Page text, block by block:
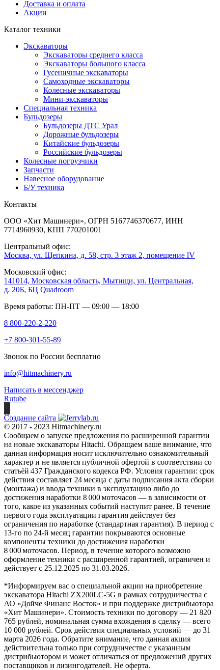
Доставка и оплата
Акции
Каталог техники
Экскаваторы
Экскаваторы среднего класса
Экскаваторы большого класса
Гусеничные экскаваторы
Самоходные экскаваторы
Колесные экскаваторы
Мини-экскаваторы
Специальная техника
Бульдозеры
Бульдозеры ДТС Урал
Дорожные бульдозеры
Китайские бульдозеры
Российские бульдозеры
Колесные погрузчики
Запчасти
Навесное оборудование
Б/У техника
Контакты
ООО «Хит Машинери», ОГРН 5167746370677, ИНН
7714960930, КПП 770201001
Центральный офис:
Москва, ул. Щепкина, д. 58, стр. 3 этаж 2, помещение IV
Московский офис:
141014, Московская область, Мытищи, ул. Центральная,
д. 20Б, БЦ Quadroom
Время работы: ПН-ПТ — 09:00 — 18:00
8 800-220-2-220
+7 800-301-55-89
Звонок по России бесплатно
info@hitmachinery.ru
Написать в мессенджер
Rutube
Создание сайта
© 2017 - 2023 Hitmachinery.ru
Сообщаем о запуске предложения по расширенной гарантии
на новые экскаваторы Hitachi. Обращаем ваше внимание, что
данная информация носит исключительно ознакомительный
характер и не является публичной офертой в соответствии со
статьёй 437 Гражданского кодекса РФ. Условия гарантии: срок
действия составляет 24 месяца с даты подписания акта сборки
(монтажа) и ввода техники в эксплуатацию либо до
достижения наработки 8 000 моточасов — в зависимости от
того, какое из указанных событий наступит ранее. В течение
первого года эксплуатации гарантия действует без
ограничения по наработке (стандартная гарантия). В период с
13‑го по 24‑й месяц гарантии покрываются основные
компоненты техники до достижения наработки
8 000 моточасов. Период, в течение которого возможно
оформление техники с расширенной гарантией, ограничен и
действует с 25.12.2025 по 31.03.2026.
*Информируем вас о специальной акции на приобретение
экскаватора Hitachi ZX200LC-5G в рамках сотрудничества с
АО «Дойче Финанс Восток» и при поддержке дистрибьютора
«Хит Машинери». Стоимость техники по договору — 21 820
765 рублей, номинальная сумма вхождения в сделку — всего
10 000 рублей. Срок действия специальных условий — до 31
марта 2026 года. Обратите внимание, что данная акция
действительна только при сотрудничестве с указанным
дистрибьютором и может отличаться от предложений других
поставщиков и лизингодателей. Не оферта.